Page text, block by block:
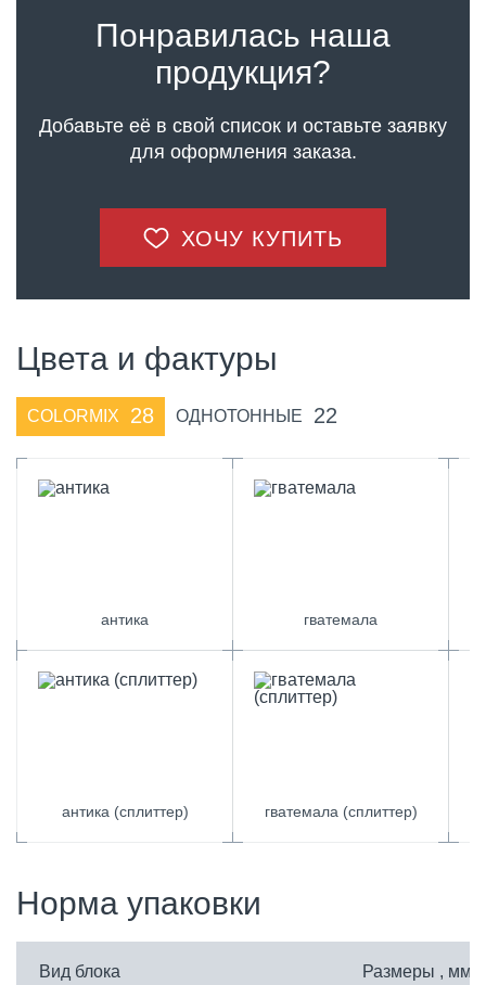
Понравилась наша
продукция?
Добавьте её в свой список и оставьте заявку
для оформления заказа.
ХОЧУ КУПИТЬ
Цвета и фактуры
COLORMIX 28 ОДНОТОННЫЕ 22
антика
антика (сплиттер)
гватемала
гватемала (сплиттер)
Норма упаковки
Вид блока Размеры , мм.